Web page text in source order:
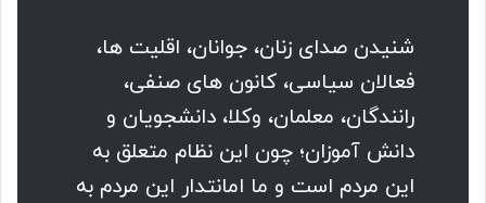
شنیدن صدای زنان، جوانان، اقلیت ها،
فعالان سیاسی، کانون های صنفی،
رانندگان، معلمان، وکلا، دانشجویان و
دانش آموزان؛ چون این نظام متعلق به
این مردم است و ما امانتدار این مردم به